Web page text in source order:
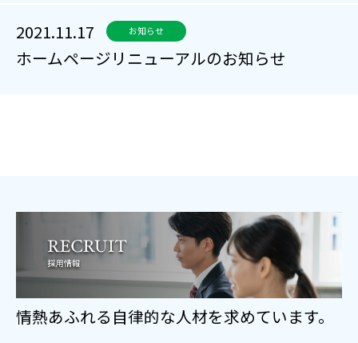
2021.11.17 お知らせ
ホームページリニューアルのお知らせ
情熱あふれる自律的な人材を求めています。